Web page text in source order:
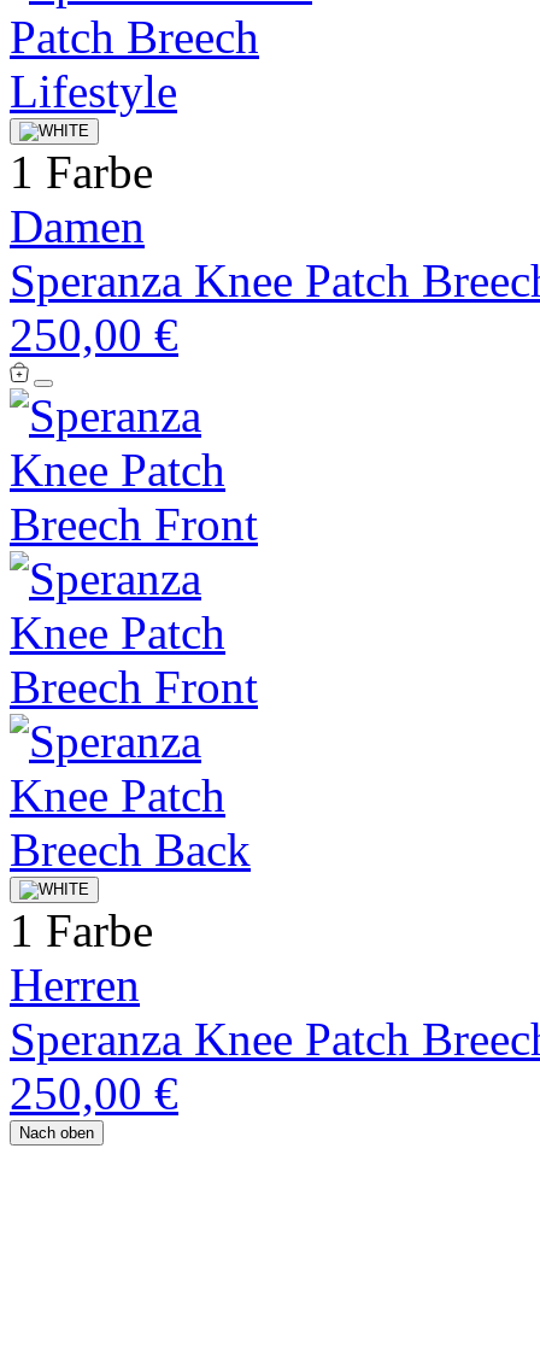
1 Farbe
Damen
Speranza Knee Patch
250,00 €
1 Farbe
Herren
Speranza Knee Patch
250,00 €
Nach oben